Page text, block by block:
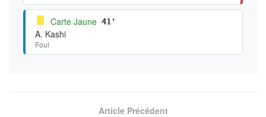
Carte Jaune 41'
A. Kashi
Foul
Article Précédent